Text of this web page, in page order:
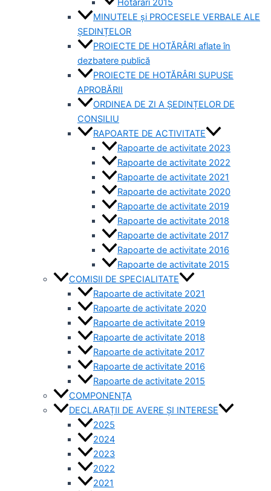
MINUTELE și PROCESELE VERBALE ALE
ȘEDINȚELOR
PROIECTE DE HOTĂRÂRI aflate în
dezbatere publică
PROIECTE DE HOTĂRÂRI SUPUSE
APROBĂRII
ORDINEA DE ZI A ȘEDINȚELOR DE
CONSILIU
RAPOARTE DE ACTIVITATE
Rapoarte de activitate 2023
Rapoarte de activitate 2022
Rapoarte de activitate 2021
Rapoarte de activitate 2020
Rapoarte de activitate 2019
Rapoarte de activitate 2018
Rapoarte de activitate 2017
Rapoarte de activitate 2016
Rapoarte de activitate 2015
COMISII DE SPECIALITATE
Rapoarte de activitate 2021
Rapoarte de activitate 2020
Rapoarte de activitate 2019
Rapoarte de activitate 2018
Rapoarte de activitate 2017
Rapoarte de activitate 2016
Rapoarte de activitate 2015
COMPONENȚA
DECLARAȚII DE AVERE ȘI INTERESE
2025
2024
2023
2022
2021